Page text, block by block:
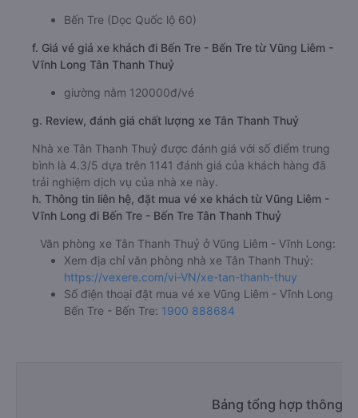
Bến Tre (Dọc Quốc lộ 60)
f. Giá vé giá xe khách đi Bến Tre - Bến Tre từ Vũng Liêm -
Vĩnh Long Tân Thanh Thuỷ
giường nằm 120000đ/vé
g. Review, đánh giá chất lượng xe Tân Thanh Thuỷ
Nhà xe Tân Thanh Thuỷ được đánh giá với số điểm trung
bình là 4.3/5 dựa trên 1141 đánh giá của khách hàng đã
trải nghiệm dịch vụ của nhà xe này.
h. Thông tin liên hệ, đặt mua vé xe khách từ Vũng Liêm -
Vĩnh Long đi Bến Tre - Bến Tre Tân Thanh Thuỷ
Văn phòng xe Tân Thanh Thuỷ ở Vũng Liêm - Vĩnh Long:
Xem địa chỉ văn phòng nhà xe Tân Thanh Thuỷ:
https://vexere.com/vi-VN/xe-tan-thanh-thuy
Số điện thoại đặt mua vé xe Vũng Liêm - Vĩnh Long
Bến Tre - Bến Tre: 1900 888684
Bảng tổng hợp thông